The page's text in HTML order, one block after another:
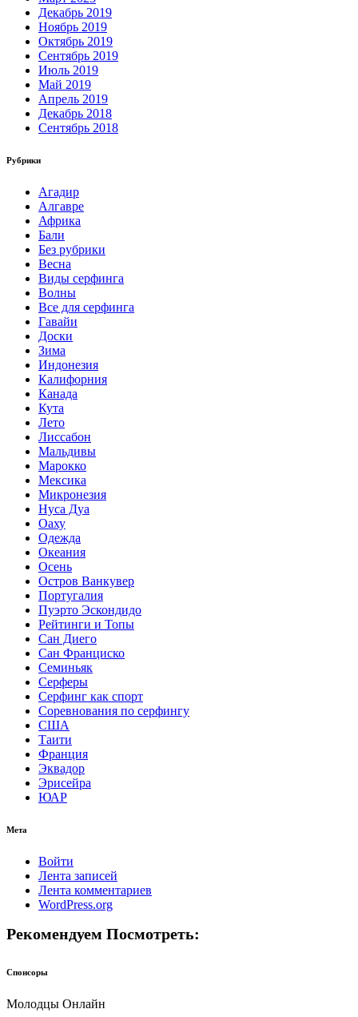
Декабрь 2019
Ноябрь 2019
Октябрь 2019
Сентябрь 2019
Июль 2019
Май 2019
Апрель 2019
Декабрь 2018
Сентябрь 2018
Рубрики
Агадир
Алгавре
Африка
Бали
Без рубрики
Весна
Виды серфинга
Волны
Все для серфинга
Гавайи
Доски
Зима
Индонезия
Калифорния
Канада
Кута
Лето
Лиссабон
Мальдивы
Марокко
Мексика
Микронезия
Нуса Дуа
Оаху
Одежда
Океания
Осень
Остров Ванкувер
Португалия
Пуэрто Эскондидо
Рейтинги и Топы
Сан Диего
Сан Франциско
Семиньяк
Серферы
Серфинг как спорт
Соревнования по серфингу
США
Таити
Франция
Эквадор
Эрисейра
ЮАР
Мета
Войти
Лента записей
Лента комментариев
WordPress.org
Рекомендуем Посмотреть:
Спонсоры
Молодцы Онлайн